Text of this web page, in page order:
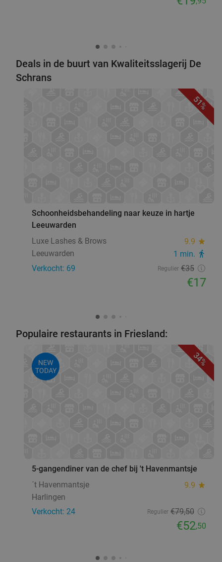
Deals in de buurt van Kwaliteitsslagerij De
Schrans
51%
Schoonheidsbehandeling naar keuze in hartje
Leeuwarden
Luxe Lashes & Brows
9.9 star
Leeuwarden 1 min. directions_walk
Verkocht: 69 Regulier €35
€17
Populaire restaurants in Friesland:
34%
NEW
TODAY
5-gangendiner van de chef bij 't Havenmantsje
´t Havenmantsje
9.9 star
Harlingen
Verkocht: 24
Regulier €79,50
€52,50